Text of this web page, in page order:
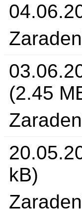
(2.45
kB)